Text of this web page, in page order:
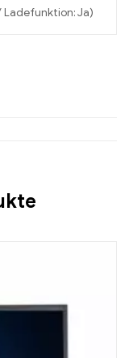
Ladefunktion: Ja)